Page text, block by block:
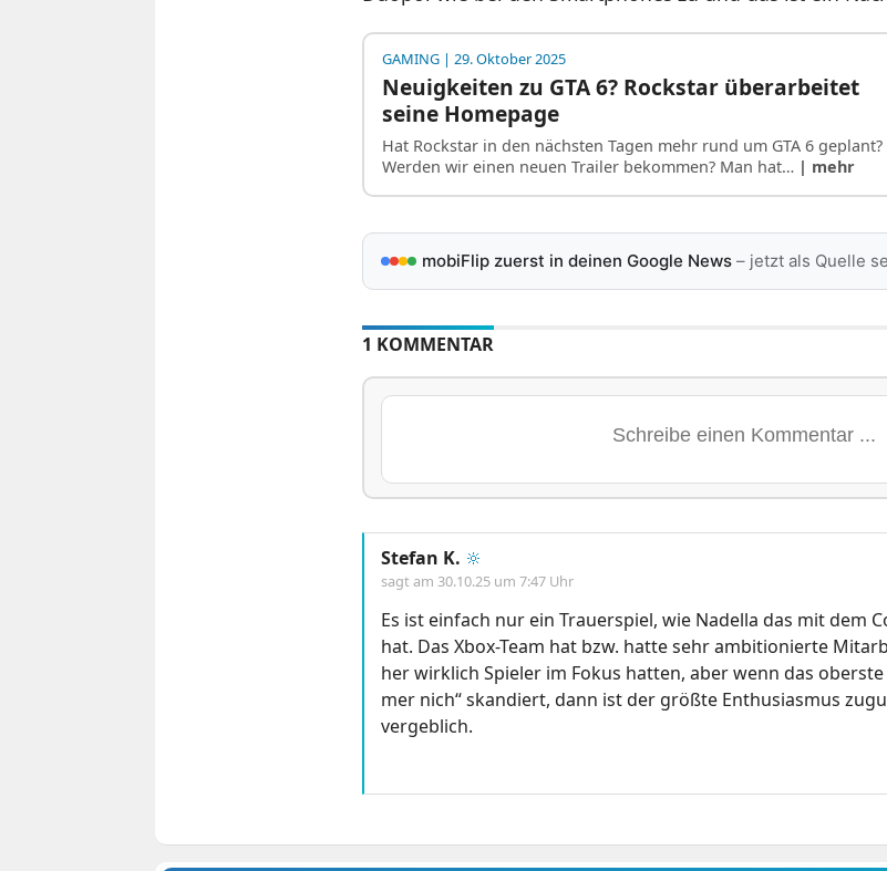
GAMING| 29. Oktober 2025
Neuigkeiten zu GTA 6? Rockstar überarbeitet
seine Homepage
Hat Rockstar in den nächsten Tagen mehr rund um GTA 6 geplant?
Werden wir einen neuen Trailer bekommen? Man hat… | mehr
mobiFlip zuerst in deinen Google News– jetzt als Quelle
1 KOMMENTAR
Stefan K. 🔆
sagt am 30.10.25 um 7:47 Uhr
Es ist einfach nur ein Trauerspiel, wie Nadella das mit dem
hat. Das Xbox-Team hat bzw. hatte sehr ambitionierte
her wirklich Spieler im Fokus hatten, aber wenn das
mer nich“ skandiert, dann ist der größte Enthusiasmus
vergeblich.